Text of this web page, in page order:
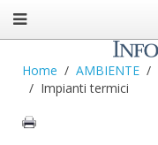
Home AMBIENTE
Impianti termici